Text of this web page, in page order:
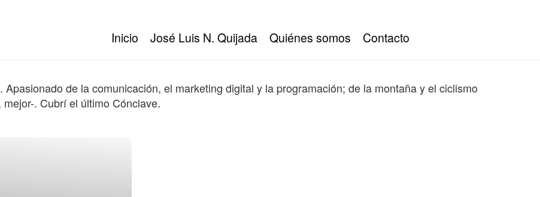
Inicio José Luis N. Quijada Quiénes somos Contacto
Apasionado de la comunicación, el marketing digital y la programación; de la montaña y el ciclismo
. Cubrí el último Cónclave.